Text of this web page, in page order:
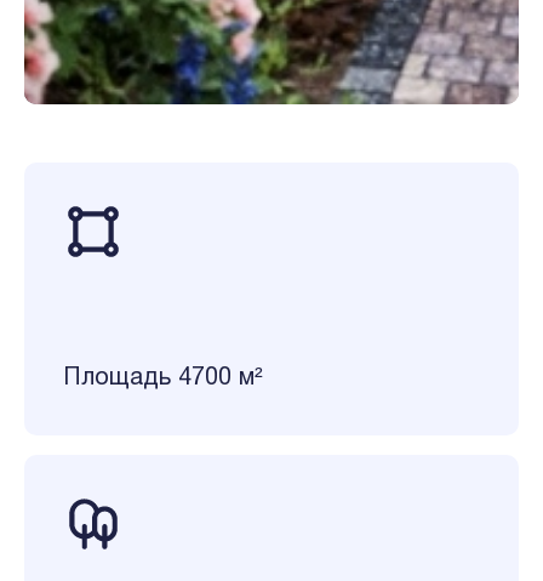
Площадь 4700 м²